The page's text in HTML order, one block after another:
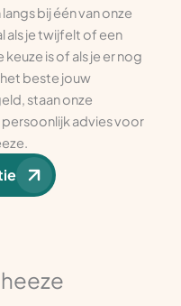
bij één van onze
als je twijfelt of een
is of als je er nog
beste jouw
staan onze
advies voor